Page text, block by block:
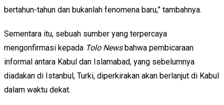
bertahun-tahun dan bukanlah fenomena baru,” tambahnya.
Sementara itu, sebuah sumber yang terpercaya
mengonfirmasi kepada Tolo Newsbahwa pembicaraan
informal antara Kabul dan Islamabad, yang sebelumnya
diadakan di Istanbul, Turki, diperkirakan akan berlanjut di Kabul
dalam waktu dekat.